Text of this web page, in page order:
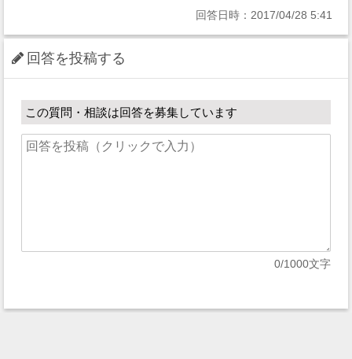
回答日時：2017/04/28 5:41
回答を投稿する
この質問・相談は回答を募集しています
0/1000文字